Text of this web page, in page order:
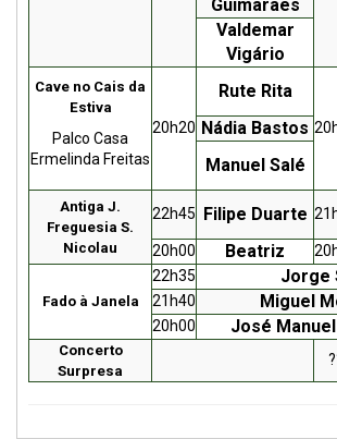
Guimarães
Valdemar
Vigário
Cave no Cais da
Estiva
Palco Casa
Ermelinda Freitas
20h20
Rute Rita
Nádia Bastos
Manuel Salé
Antiga J.
Freguesia S.
Nicolau
22h45 Filipe Duarte
20h00 Beatriz
Fado à Janela
22h35 Jorge
21h40 Miguel
20h00 José
Concerto
Surpresa